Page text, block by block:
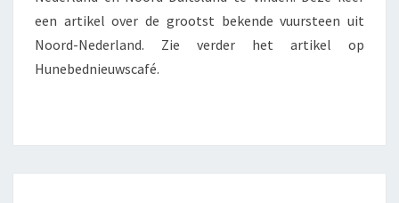
een artikel over de grootst bekende vuursteen uit
Noord-Nederland. Zie verder het artikel op
Hunebednieuwscafé.